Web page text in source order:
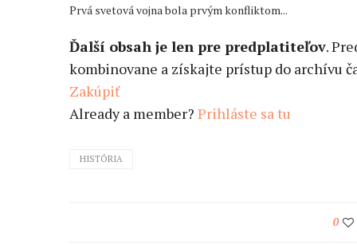
Prvá svetová vojna bola prvým konfliktom...
Ďalší obsah je len pre predplatiteľov.
kombinovane a získajte prístup do archívu
Zakúpiť
Already a member? Prihláste sa tu
HISTÓRIA
0